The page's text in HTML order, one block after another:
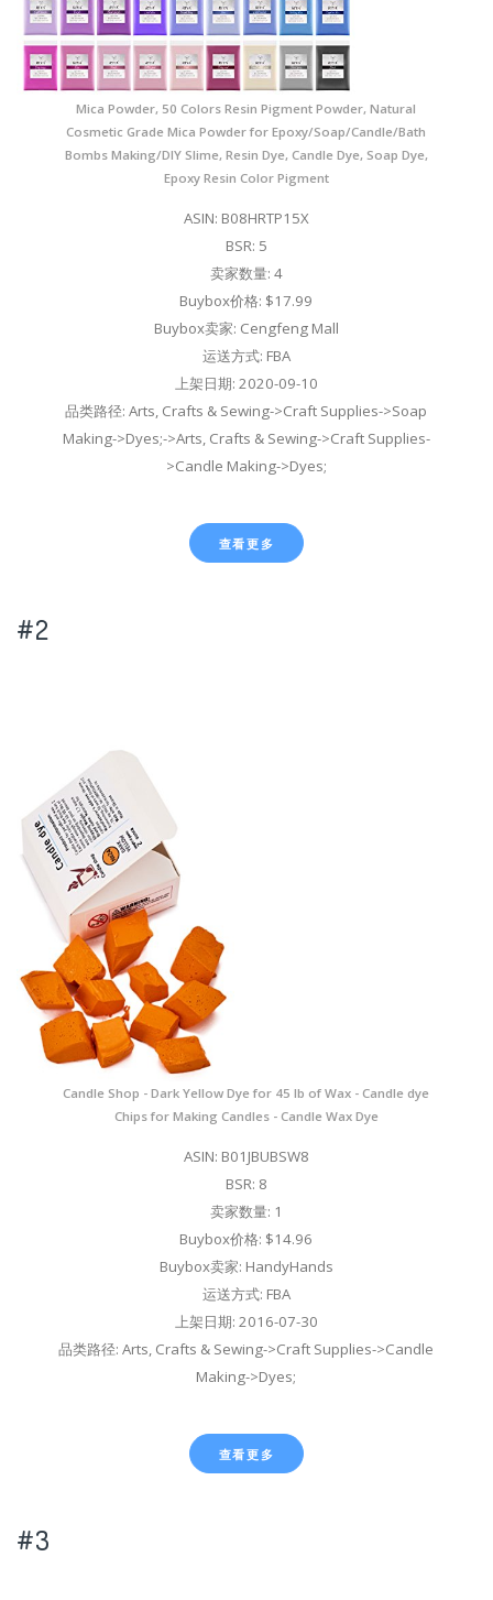
Mica Powder, 50 Colors Resin Pigment Powder, Natural
Cosmetic Grade Mica Powder for Epoxy/Soap/Candle/Bath
Bombs Making/DIY Slime, Resin Dye, Candle Dye, Soap Dye,
Epoxy Resin Color Pigment
ASIN: B08HRTP15X
BSR: 5
卖家数量: 4
Buybox价格: $17.99
Buybox卖家: Cengfeng Mall
运送方式: FBA
上架日期: 2020-09-10
品类路径: Arts, Crafts & Sewing->Craft Supplies->Soap
Making->Dyes;->Arts, Crafts & Sewing->Craft Supplies-
>Candle Making->Dyes;
查看更多
#2
Candle Shop - Dark Yellow Dye for 45 lb of Wax - Candle dye
Chips for Making Candles - Candle Wax Dye
ASIN: B01JBUBSW8
BSR: 8
卖家数量: 1
Buybox价格: $14.96
Buybox卖家: HandyHands
运送方式: FBA
上架日期: 2016-07-30
品类路径: Arts, Crafts & Sewing->Craft Supplies->Candle
Making->Dyes;
查看更多
#3